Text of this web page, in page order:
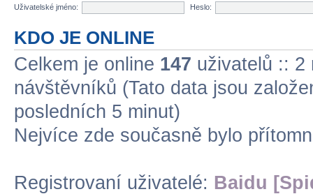
Uživatelské jméno:
Heslo:
KDO JE ONLINE
Celkem je online 147 uživatelů :: 2
návštěvníků (Tato data jsou
posledních 5 minut)
Nejvíce zde současně bylo
Registrovaní uživatelé: Baidu